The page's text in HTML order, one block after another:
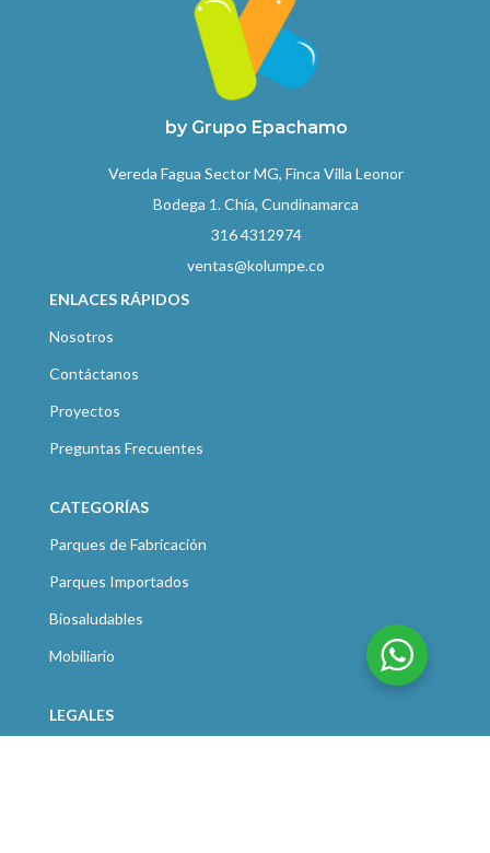
by Grupo Epachamo
Vereda Fagua Sector MG, Finca Villa Leonor
Bodega 1. Chía, Cundinamarca
316 4312974
ventas@kolumpe.co
ENLACES RÁPIDOS
Nosotros
Contáctanos
Proyectos
Preguntas Frecuentes
CATEGORÍAS
Parques de Fabricación
Parques Importados
Biosaludables
Mobiliario
LEGALES